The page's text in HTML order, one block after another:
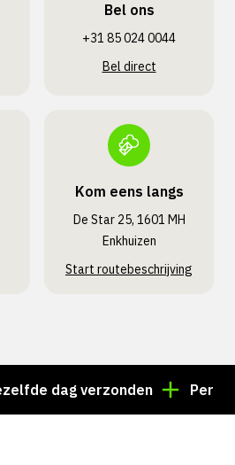
Bel ons
+31 85 024 0044
Bel direct
Kom eens langs
De Star 25, 1601 MH
Enkhuizen
Start routebeschrijving
dag verzonden